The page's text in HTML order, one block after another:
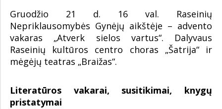
Gruodžio 21 d. 16 val. Raseinių
Nepriklausomybės Gynėjų aikštėje – advento
vakaras „Atverk sielos vartus“. Dalyvaus
Raseinių kultūros centro choras „Šatrija“ ir
mėgėjų teatras „Braižas“.
Literatūros vakarai, susitikimai, knygų
pristatymai